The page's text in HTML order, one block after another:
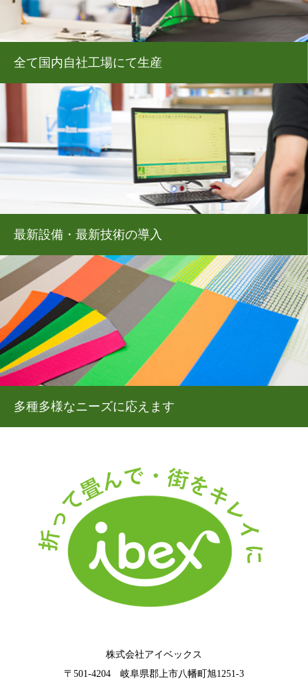
全て国内自社工場にて生産
最新設備・最新技術の導入
多種多様なニーズに応えます
株式会社アイベックス
〒501-4204 岐阜県郡上市八幡町旭1251‐3